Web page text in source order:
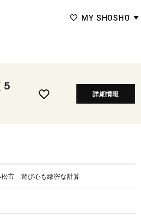
MY SHOSHO
詳細情報
市 遊び心も緻密な計算